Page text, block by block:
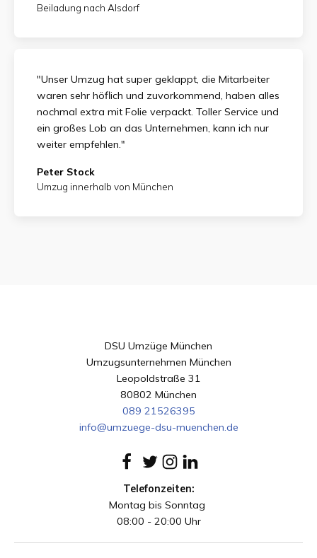
Beiladung nach Alsdorf
"Unser Umzug hat super geklappt, die Mitarbeiter
waren sehr höflich und zuvorkommend, haben alles
nochmal extra mit Folie verpackt. Toller Service und
ein großes Lob an das Unternehmen, kann ich nur
weiter empfehlen."
Peter Stock
Umzug innerhalb von München
DSU Umzüge München
Umzugsunternehmen München
Leopoldstraße 31
80802 München
089 21526395
info@umzuege-dsu-muenchen.de
Telefonzeiten:
Montag bis Sonntag
08:00 - 20:00 Uhr